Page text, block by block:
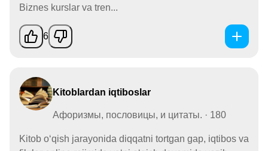
Biznes kurslar va tren...
6
Kitoblardan iqtiboslar
Афоризмы, пословицы, и цитаты. · 180
Kitob o‘qish jarayonida diqqatni tortgan gap, iqtibos va